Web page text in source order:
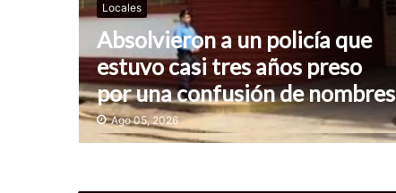
Locales
Absolvieron a un policía que
estuvo casi tres años preso
por una confusión de nombres
Ago 05, 2026